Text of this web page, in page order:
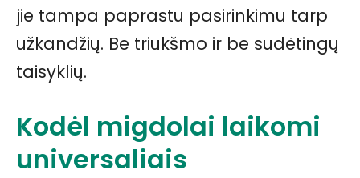
jie tampa paprastu pasirinkimu tarp
užkandžių. Be triukšmo ir be sudėtingų
taisyklių.
Kodėl migdolai laikomi
universaliais